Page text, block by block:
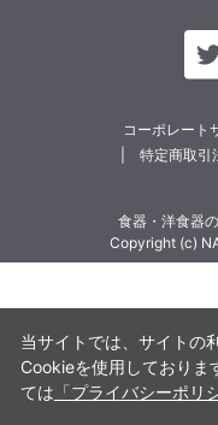
コーポレート
特定商取引
食器・洋食器
Copyright (c)
当サイトでは、サイトの
Cookieを使用しておりま
ては 「プライバシーポリ